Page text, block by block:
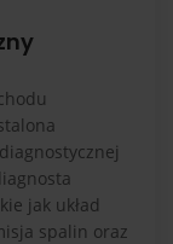
jak układ
spalin oraz